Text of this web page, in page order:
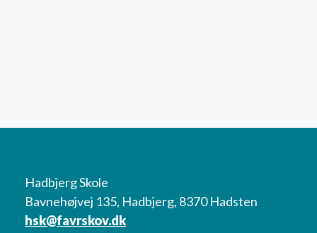
Hadbjerg Skole
Bavnehøjvej 135, Hadbjerg, 8370 Hadsten
hsk@favrskov.dk